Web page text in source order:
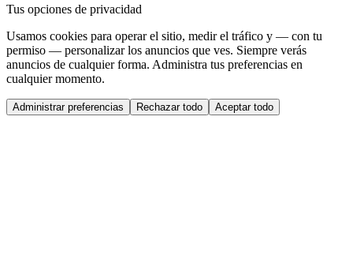
Tus opciones de privacidad
Usamos cookies para operar el sitio, medir el tráfico y — con tu
permiso — personalizar los anuncios que ves. Siempre verás
anuncios de cualquier forma. Administra tus preferencias en
cualquier momento.
Administrar preferencias Rechazar todo Aceptar todo